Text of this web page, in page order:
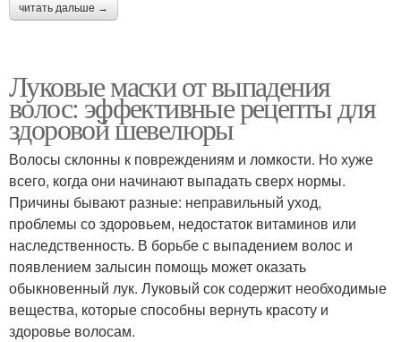
читать дальше →
Луковые маски от выпадения
волос: эффективные рецепты для
здоровой шевелюры
Волосы склонны к повреждениям и ломкости. Но хуже
всего, когда они начинают выпадать сверх нормы.
Причины бывают разные: неправильный уход,
проблемы со здоровьем, недостаток витаминов или
наследственность. В борьбе с выпадением волос и
появлением залысин помощь может оказать
обыкновенный лук. Луковый сок содержит необходимые
вещества, которые способны вернуть красоту и
здоровье волосам.